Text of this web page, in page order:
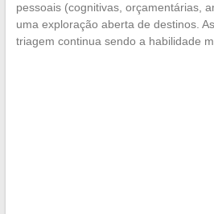
pessoais (cognitivas, orçamentárias,
uma exploração aberta de destinos.
triagem continua sendo a habilidade